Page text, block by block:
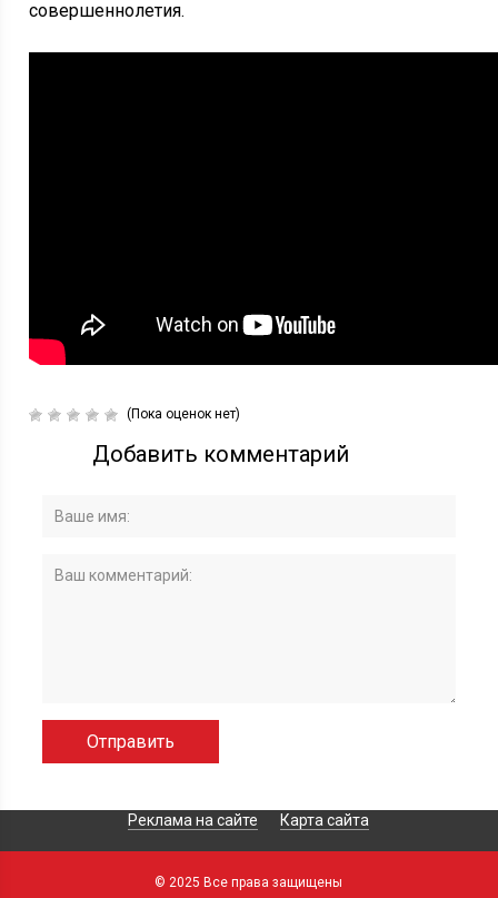
совершеннолетия.
(Пока оценок нет)
Добавить комментарий
Реклама на сайте Карта сайта
© 2025 Все права защищены